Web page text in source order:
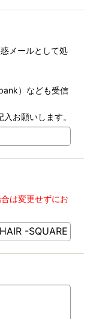
メールとして処
）なども受信
お願いします。
は変更せずにお